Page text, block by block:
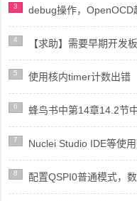
3 debug操作，OpenOCD
4 【求助】需要早期开发
5 使用核内timer计数出错
6 蜂鸟书中第14章14.2节
7 Nuclei Studio IDE等使
8 配置QSPI0普通模式，